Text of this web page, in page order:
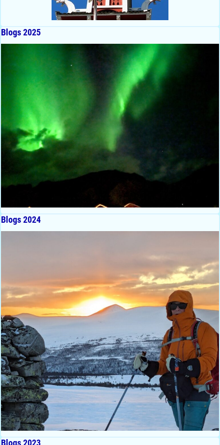
Blogs 2025
Blogs 2024
Blogs 2023